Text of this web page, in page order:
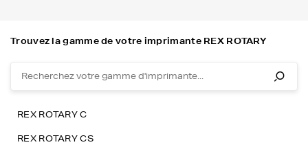
Trouvez la gamme de votre imprimante REX ROTARY
REX ROTARY C
REX ROTARY CS